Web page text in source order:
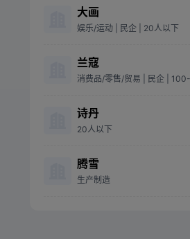
大画
娱乐/运动 | 民企 | 20人以下
兰寇
消费品/零售/贸易 | 民企 |
诗丹
20人以下
腾雪
生产制造